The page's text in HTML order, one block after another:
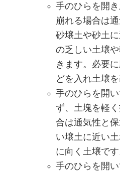
手のひらを開
崩れる場合は
砂壌土や砂土
の乏しい土壌
きます。必要
どを入れ土壌
手のひらを開
ず、土塊を軽
合は通気性と
い壌土に近い
に向く土壌です
手のひらを開